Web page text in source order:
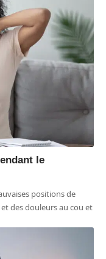
le
positions de
des douleurs au cou et